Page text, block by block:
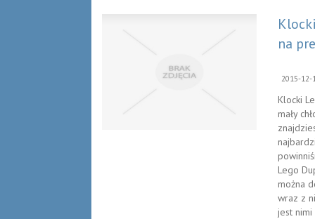
na
2015-12-
Klocki
mały
Lego
można
wraz z
jest